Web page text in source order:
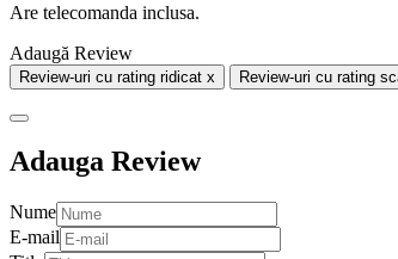
Are telecomanda inclusa.
Adaugă Review
Review-uri cu rating ridicat x Review-uri cu rating
Adauga Review
Nume
E-mail